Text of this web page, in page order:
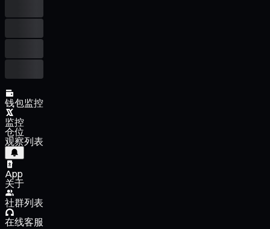
钱包监控
监控
仓位
观察列表
App
关于
社群列表
在线客服